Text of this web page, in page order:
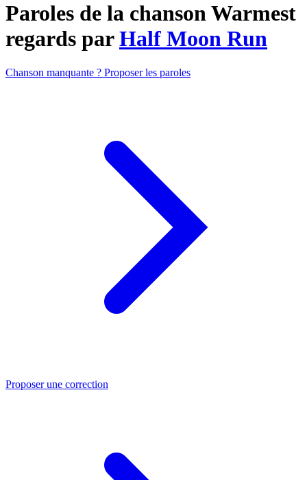
Paroles de la chanson Warmest
regards parHalf Moon Run
Chanson manquante ? Proposer les paroles
Proposer une correction